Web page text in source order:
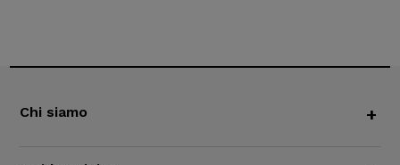
Chi siamo +